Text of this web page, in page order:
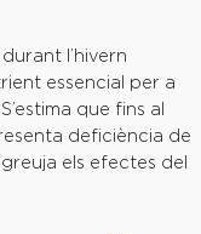
l’hivern
essencial per a
que fins al
deficiència de
els efectes del